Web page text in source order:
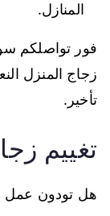
المنازل.
فور تواصلكم
زجاج المنزل
تأخير.
تغييم
هل تودون عمل